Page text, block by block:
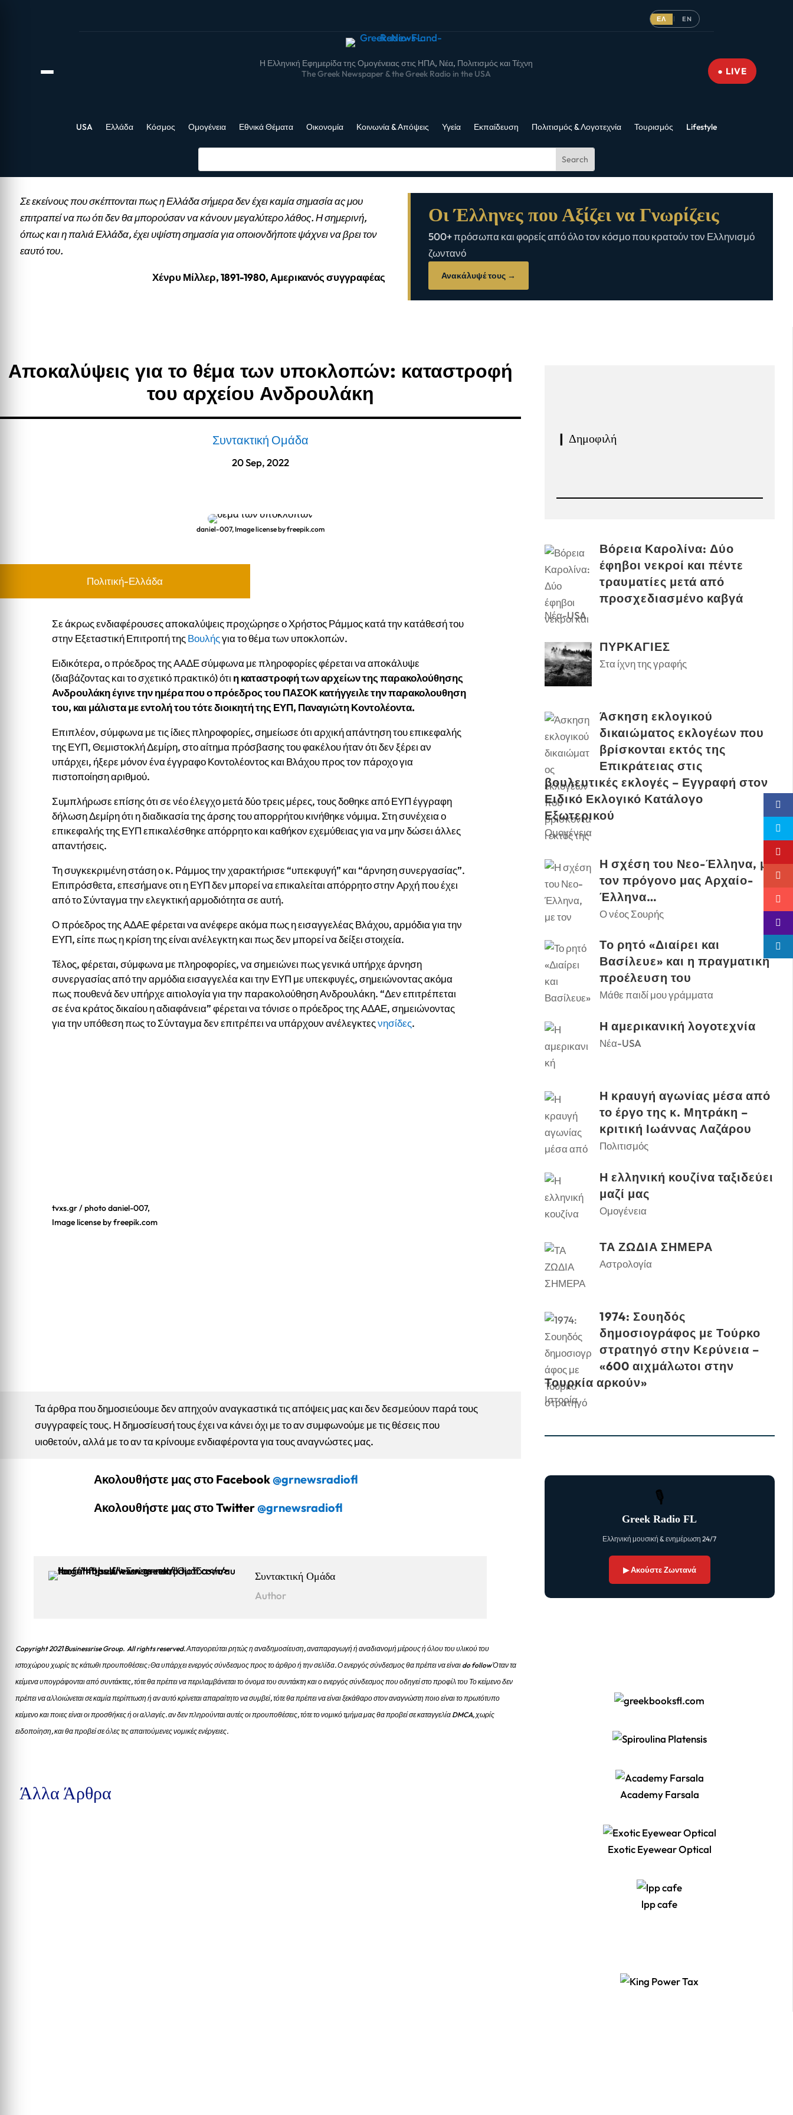
ΕΛ | EN
Η Ελληνική Εφημερίδα της Ομογένειας στις ΗΠΑ, Νέα, Πολιτισμός και Τέχνη
The Greek Newspaper & the Greek Radio in the USA
● LIVE
USA Ελλάδα Κόσμος Ομογένεια Εθνικά Θέματα Οικονομία Κοινωνία & Απόψεις Υγεία Εκπαίδευση Πολιτισμός & Λογοτεχνία Τουρισμός Lifestyle
Σε εκείνους που σκέπτονται πως η Ελλάδα σήμερα δεν έχει καμία σημασία ας μου
επιτραπεί να πω ότι δεν θα μπορούσαν να κάνουν μεγαλύτερο λάθος. Η σημερινή,
όπως και η παλιά Ελλάδα, έχει υψίστη σημασία για οποιονδήποτε ψάχνει να βρει τον
εαυτό του.
Χένρυ Μίλλερ, 1891-1980, Αμερικανός συγγραφέας
Οι Έλληνες που Αξίζει να Γνωρίζεις
500+ πρόσωπα και φορείς από όλο τον κόσμο που κρατούν τον Ελληνισμό
ζωντανό
Ανακάλυψέ τους →
Αποκαλύψεις για το θέμα των υποκλοπών: καταστροφή
του αρχείου Ανδρουλάκη
Συντακτική Ομάδα
20 Sep, 2022
daniel-007, Image license by freepik.com
Πολιτική-Ελλάδα
Σε άκρως ενδιαφέρουσες αποκαλύψεις προχώρησε ο Χρήστος Ράμμος κατά την κατάθεσή του
στην Εξεταστική Επιτροπή τηςΒουλήςγια το θέμα των υποκλοπών.
Ειδικότερα, ο πρόεδρος της ΑΑΔΕ σύμφωνα με πληροφορίες φέρεται να αποκάλυψε
(διαβάζοντας και το σχετικό πρακτικό) ότι η καταστροφή των αρχείων της παρακολούθησης
Ανδρουλάκη έγινε την ημέρα που ο πρόεδρος του ΠΑΣΟΚ κατήγγειλε την παρακολουθηση
του, και μάλιστα με εντολή του τότε διοικητή της ΕΥΠ, Παναγιώτη Κοντολέοντα.
Επιπλέον, σύμφωνα με τις ίδιες πληροφορίες, σημείωσε ότι αρχική απάντηση του επικεφαλής
της ΕΥΠ, Θεμιστοκλή Δεμίρη, στο αίτημα πρόσβασης του φακέλου ήταν ότι δεν ξέρει αν
υπάρχει, ήξερε μόνον ένα έγγραφο Κοντολέοντος και Βλάχου προς τον πάροχο για
πιστοποίηση αριθμού.
Συμπλήρωσε επίσης ότι σε νέο έλεγχο μετά δύο τρεις μέρες, τους δοθηκε από ΕΥΠ έγγραφη
δήλωση Δεμίρη ότι η διαδικασία της άρσης του απορρήτου κινήθηκε νόμιμα. Στη συνέχεια ο
επικεφαλής της ΕΥΠ επικαλέσθηκε απόρρητο και καθήκον εχεμύθειας για να μην δώσει άλλες
απαντήσεις.
Τη συγκεκριμένη στάση ο κ. Ράμμος την χαρακτήρισε “υπεκφυγή” και “άρνηση συνεργασίας”.
Επιπρόσθετα, επεσήμανε οτι η ΕΥΠ δεν μπορεί να επικαλείται απόρρητο στην Αρχή που έχει
από το Σύνταγμα την ελεγκτική αρμοδιότητα σε αυτή.
Ο πρόεδρος της ΑΔΑΕ φέρεται να ανέφερε ακόμα πως η εισαγγελέας Βλάχου, αρμόδια για την
ΕΥΠ, είπε πως η κρίση της είναι ανέλεγκτη και πως δεν μπορεί να δείξει στοιχεία.
Τέλος, φέρεται, σύμφωνα με πληροφορίες, να σημειώνει πως γενικά υπήρχε άρνηση
συνεργασίας από την αρμόδια εισαγγελέα και την ΕΥΠ με υπεκφυγές, σημειώνοντας ακόμα
πως πουθενά δεν υπήρχε αιτιολογία για την παρακολούθηση Ανδρουλάκη. “Δεν επιτρέπεται
σε ένα κράτος δικαίου η αδιαφάνεια” φέρεται να τόνισε ο πρόεδρος της ΑΔΑΕ, σημειώνοντας
για την υπόθεση πως το Σύνταγμα δεν επιτρέπει να υπάρχουν ανέλεγκτεςνησίδες.
tvxs.gr / photo daniel-007,
Image license by freepik.com
Τα άρθρα που δημοσιεύουμε δεν απηχούν αναγκαστικά τις απόψεις μας και δεν δεσμεύουν παρά τους
συγγραφείς τους. Η δημοσίευσή τους έχει να κάνει όχι με το αν συμφωνούμε με τις θέσεις που
υιοθετούν, αλλά με το αν τα κρίνουμε ενδιαφέροντα για τους αναγνώστες μας.
Ακολουθήστε μας στο Facebook@grnewsradiofl
Ακολουθήστε μας στο Twitter@grnewsradiofl
Συντακτική Ομάδα
Author
Copyright 2021 Businessrise Group. All rights reserved. Απαγορεύται ρητώς η αναδημοσίευση, αναπαραγωγή ή αναδιανομή μέρους ή όλου του υλικού του
ιστοχώρου χωρίς τις κάτωθι προυποθέσεις: Θα υπάρχει ενεργός σύνδεσμος προς το άρθρο ή την σελίδα.Ο ενεργός σύνδεσμος θα πρέπει να είναι do follow Όταν τα
κείμενα υπογράφονται από συντάκτες, τότε θα πρέπει να περιλαμβάνεται το όνομα του συντάκτη και ο ενεργός σύνδεσμος που οδηγεί στο προφίλ του Το κείμενο δεν
πρέπει να αλλοιώνεται σε καμία περίπτωση ή αν αυτό κρίνεται απαραίτητο να συμβεί, τότε θα πρέπει να είναι ξεκάθαρο στον αναγνώστη ποιο είναι το πρωτότυπο
κείμενο και ποιες είναι οι προσθήκες ή οι αλλαγές. αν δεν πληρούνται αυτές οι προυποθέσεις, τότε το νομικό τμήμα μας θα προβεί σε καταγγελία DMCA, χωρίς
ειδοποίηση, και θα προβεί σε όλες τις απαιτούμενες νομικές ενέργειες.
Άλλα Άρθρα
❙ Δημοφιλή
Βόρεια Καρολίνα: Δύο
έφηβοι νεκροί και πέντε
τραυματίες μετά από
προσχεδιασμένο καβγά
Νέα-USA
ΠΥΡΚΑΓΙΕΣ
Στα ίχνη της γραφής
Άσκηση εκλογικού
δικαιώματος εκλογέων που
βρίσκονται εκτός της
Επικράτειας στις
βουλευτικές εκλογές – Εγγραφή στον
Ειδικό Εκλογικό Κατάλογο
Εξωτερικού
Ομογένεια
Η σχέση του Νεο-Έλληνα, με
τον πρόγονο μας Αρχαίο-
Έλληνα…
Ο νέος Σουρής
Το ρητό «Διαίρει και
Βασίλευε» και η πραγματική
προέλευση του
Μάθε παιδί μου γράμματα
Η αμερικανική λογοτεχνία
Νέα-USA
Η κραυγή αγωνίας μέσα από
το έργο της κ. Μητράκη –
κριτική Ιωάννας Λαζάρου
Πολιτισμός
Η ελληνική κουζίνα ταξιδεύει
μαζί μας
Ομογένεια
ΤΑ ΖΩΔΙΑ ΣΗΜΕΡΑ
Αστρολογία
1974: Σουηδός
δημοσιογράφος με Τούρκο
στρατηγό στην Κερύνεια –
«600 αιχμάλωτοι στην
Τουρκία αρκούν»
Ιστορία
🎙
Greek Radio FL
Ελληνική μουσική & ενημέρωση 24/7
▶ Ακούστε Ζωντανά
Academy Farsala
Exotic Eyewear Optical
lpp cafe